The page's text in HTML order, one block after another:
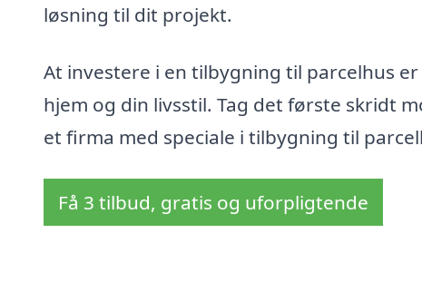
løsning til dit projekt.
At investere i en tilbygning til parcelhus
hjem og din livsstil. Tag det første skridt
et firma med speciale i tilbygning til
Få 3 tilbud, gratis og uforpligtende